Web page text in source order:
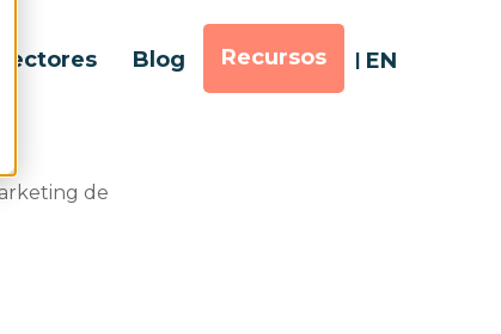
Sectores Blog Recursos EN
de